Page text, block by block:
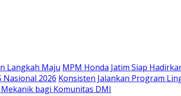
Langkah Maju MPM Honda Jatim Siap
Nasional 2026 Konsisten Jalankan Program
bagi Komunitas DMI